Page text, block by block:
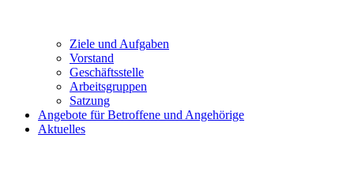
Ziele und Aufgaben
Vorstand
Geschäftsstelle
Arbeitsgruppen
Satzung
Angebote für Betroffene und Angehörige
Aktuelles